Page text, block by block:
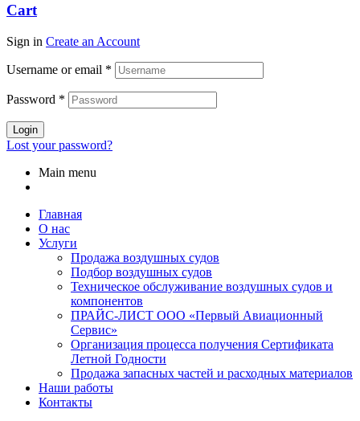
Cart
Sign in Create an Account
Username or email *
Password *
Login
Lost your password?
Main menu
Главная
О нас
Услуги
Продажа воздушных судов
Подбор воздушных судов
Техническое обслуживание воздушных судов и
компонентов
ПРАЙС-ЛИСТ ООО «Первый Авиационный
Сервис»
Организация процесса получения Сертификата
Летной Годности
Продажа запасных частей и расходных материалов
Наши работы
Контакты